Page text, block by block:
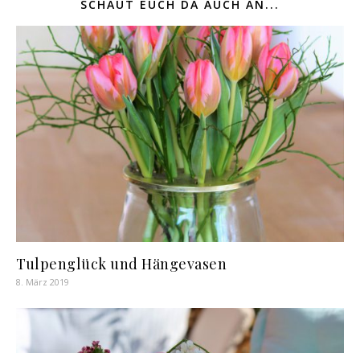
SCHAUT EUCH DA AUCH AN...
Tulpenglück und Hängevasen
8. März 2019